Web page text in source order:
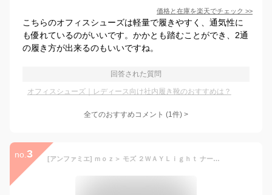
価格と在庫を楽天でチェック >>
こちらのオフィスシューズは軽量で履きやすく、通気性に
も優れているのがいいです。かかとも踏むことができ、2通
の履き方が出来るのもいいですね。
回答された質問
オフィスシューズ｜レディース向け社内履き靴のおすすめは？
全てのおすすめコメント (1件) >
no. 3 [アンファミエ] ｍｏｚ＞ モズ ２ＷＡＹＬｉｇｈｔ ナースシューズ レディース 医療 ナース 看護 介護 疲れにくい 軽量 (ホワイト×ミント, 23.0 cm)